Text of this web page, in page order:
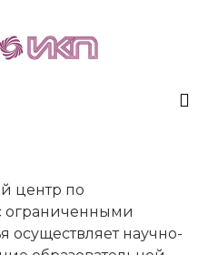
центр по
ограниченными
осуществляет научно-